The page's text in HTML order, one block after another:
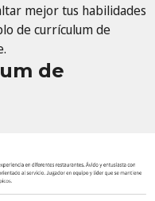
mejor tus habilidades
de currículum de
de